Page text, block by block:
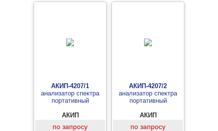
АКИП-4207/1
анализатор спектра
портативный
АКИП
по запросу
АКИП-4207/2
анализатор спектра
портативный
АКИП
по запросу